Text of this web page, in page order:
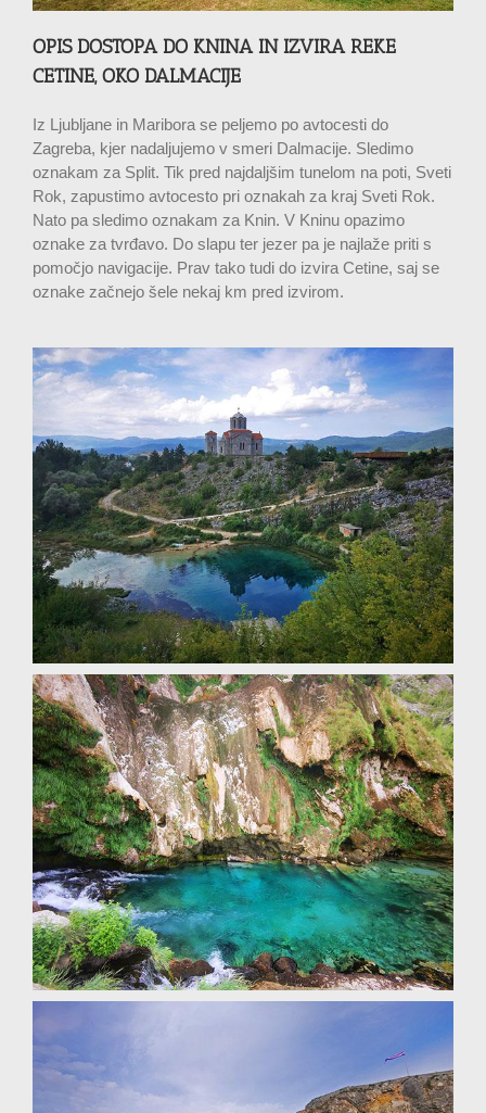
OPIS DOSTOPA DO KNINA IN IZVIRA REKE
CETINE, OKO DALMACIJE
Iz Ljubljane in Maribora se peljemo po avtocesti do
Zagreba, kjer nadaljujemo v smeri Dalmacije. Sledimo
oznakam za Split. Tik pred najdaljšim tunelom na poti, Sveti
Rok, zapustimo avtocesto pri oznakah za kraj Sveti Rok.
Nato pa sledimo oznakam za Knin. V Kninu opazimo
oznake za tvrđavo. Do slapu ter jezer pa je najlaže priti s
pomočjo navigacije. Prav tako tudi do izvira Cetine, saj se
oznake začnejo šele nekaj km pred izvirom.